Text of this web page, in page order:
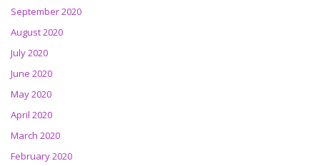
September 2020
August 2020
July 2020
June 2020
May 2020
April 2020
March 2020
February 2020